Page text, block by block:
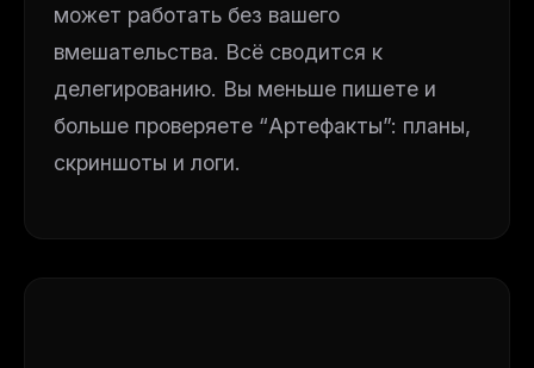
может работать без вашего
вмешательства. Всё сводится к
делегированию. Вы меньше пишете и
больше проверяете “Артефакты”: планы,
скриншоты и логи.